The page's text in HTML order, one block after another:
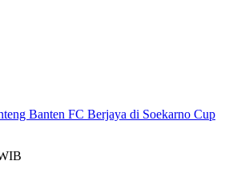
Banten FC Berjaya di Soekarno Cup